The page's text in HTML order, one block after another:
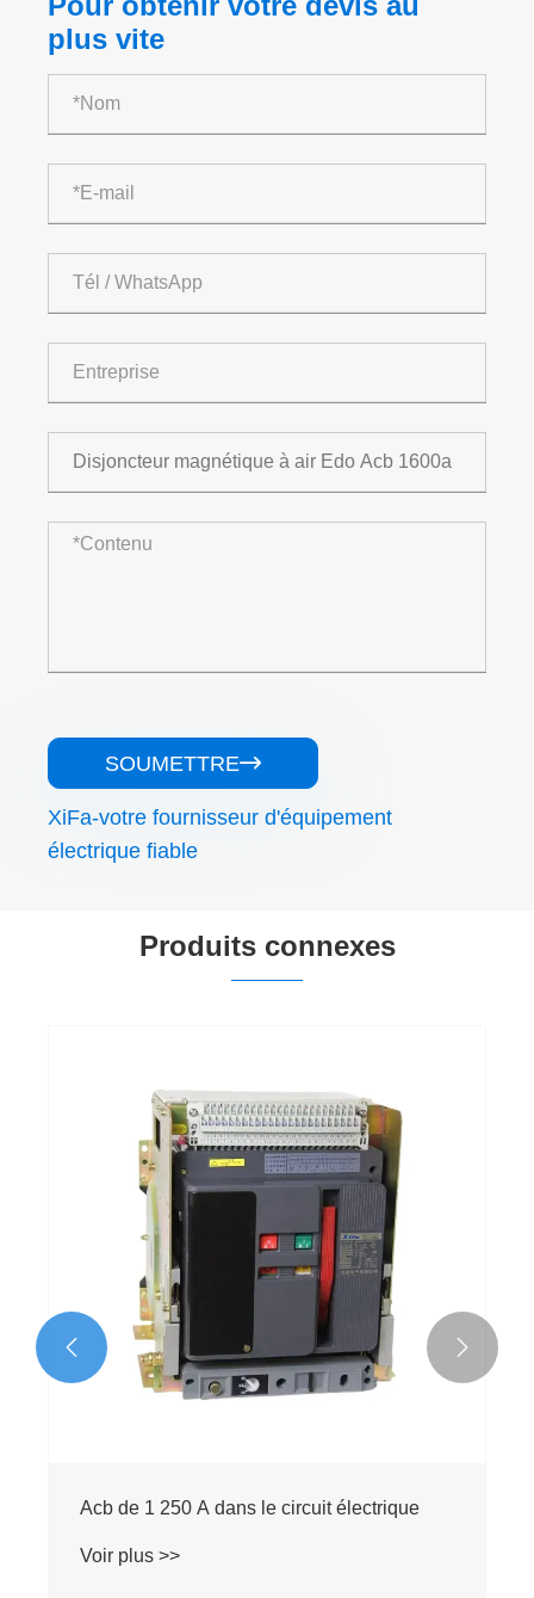
plus vite
SOUMETTRE
XiFa-votre fournisseur d'équipement
électrique fiable
Produits connexes
Acb de 1 250 A dans le circuit électrique
Voir plus >>
 